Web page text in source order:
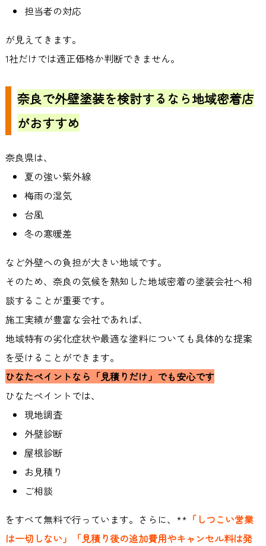
担当者の対応
が見えてきます。
1社だけでは適正価格か判断できません。
奈良で外壁塗装を検討するなら地域密着店
がおすすめ
奈良県は、
夏の強い紫外線
梅雨の湿気
台風
冬の寒暖差
など外壁への負担が大きい地域です。
そのため、奈良の気候を熟知した地域密着の塗装会社へ相
談することが重要です。
施工実績が豊富な会社であれば、
地域特有の劣化症状や最適な塗料についても具体的な提案
を受けることができます。
ひなたペイントなら「見積りだけ」でも安心です
ひなたペイントでは、
現地調査
外壁診断
屋根診断
お見積り
ご相談
をすべて無料で行っています。さらに、 ** 「しつこい営業
は一切しない」「見積り後の追加費用やキャンセル料は発